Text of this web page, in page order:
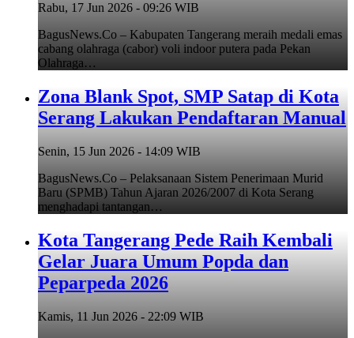
Rabu, 17 Jun 2026 - 09:26 WIB
BagusNews.Co – Kabupaten Tangerang meraih medali emas
cabang olahraga (cabor) voli indoor putera pada Pekan
Olahraga…
Zona Blank Spot, SMP Satap di Kota
Serang Lakukan Pendaftaran Manual
Senin, 15 Jun 2026 - 14:09 WIB
BagusNews.Co – Pelaksanaan Sistem Penerimaan Murid
Baru (SPMB) Tahun Ajaran 2026/2007 di Kota Serang
menghadapi tantangan…
Kota Tangerang Pede Raih Kembali
Gelar Juara Umum Popda dan
Peparpeda 2026
Kamis, 11 Jun 2026 - 22:09 WIB